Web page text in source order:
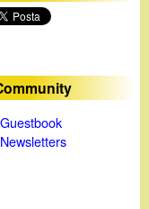
Guestbook
Newsletters